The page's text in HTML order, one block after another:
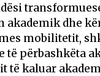
akademik dhe
mobilitetit,
të përbashkëta
të kaluar